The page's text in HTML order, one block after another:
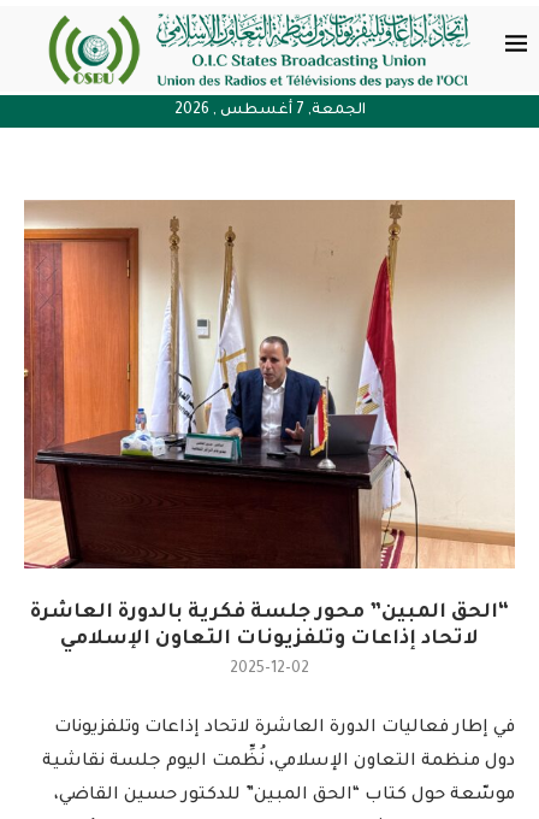
الجمعة, 7 أغسطس , 2026
“الحق المبين” محور جلسة فكرية بالدورة العاشرة
لاتحاد إذاعات وتلفزيونات التعاون الإسلامي
2025-12-02
في إطار فعاليات الدورة العاشرة لاتحاد إذاعات وتلفزيونات
دول منظمة التعاون الإسلامي، نُظِّمت اليوم جلسة نقاشية
موسّعة حول كتاب “الحق المبين” للدكتور حسين القاضي،